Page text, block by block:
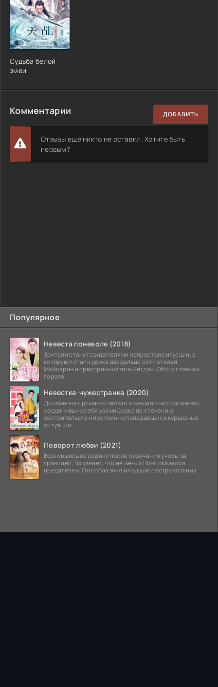
Популярное
Невеста поневоле (2018)
Зрители станут свидетелями непростой ситуации, в
которую попали дочка владельца сети отелей
Мэйсарин и предприниматель Кетдэн. Обоих главных
героев
Невестка-чужестранка (2020)
Динамичная романтическая комедия о молодоженах,
соединивших себя узами брака по стечению
обстоятельств и постоянно попадающих в курьезные
ситуации...
Поворот любви (2021)
Вернувшись на родину после окончания учебы за
границей, Бо узнает, что её жених Понг оказался
предателем. Он соблазнил младшую сестру хозяина
Судьба белой
змеи
Комментарии ДОБАВИТЬ
Отзывы ещё никто не оставил. Хотите быть
первым?